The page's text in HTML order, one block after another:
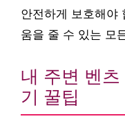
안전하게 보호해야
움을 줄 수 있는 모
내 주변 벤
기 꿀팁